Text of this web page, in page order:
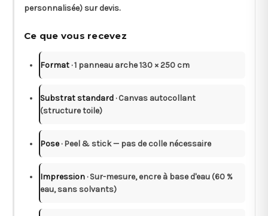
personnalisée) sur devis.
Ce que vous recevez
Format · 1 panneau arche 130 × 250 cm
Substrat standard · Canvas autocollant
(structure toile)
Pose· Peel & stick — pas de colle nécessaire
Impression · Sur-mesure, encre à base d'eau (60 %
eau, sans solvants)